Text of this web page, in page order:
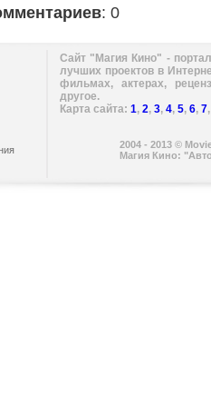
: 0
Сайт "Магия Кино" -
лучших проектов в
фильмах, актерах,
другое.
Карта сайта: 1, 2, 3, 4, 5, 6, 7
2004 - 2013 ©
Магия Кино: